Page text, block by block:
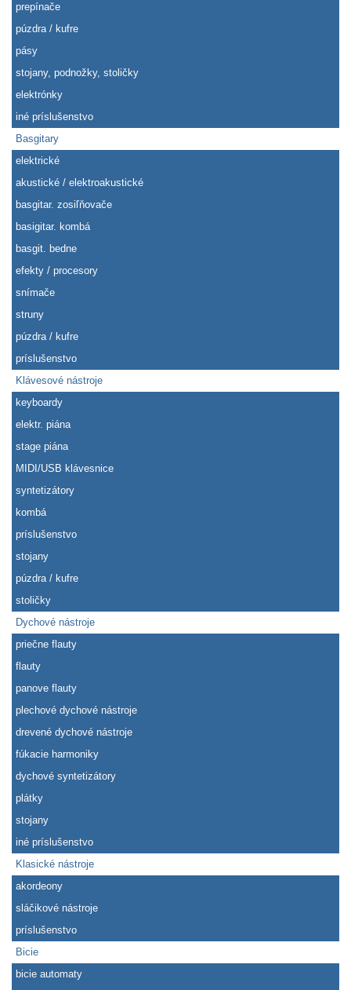
prepínače
púzdra / kufre
pásy
stojany, podnožky, stoličky
elektrónky
iné príslušenstvo
Basgitary
elektrické
akustické / elektroakustické
basgitar. zosiľňovače
basigitar. kombá
basgit. bedne
efekty / procesory
snímače
struny
púzdra / kufre
príslušenstvo
Klávesové nástroje
keyboardy
elektr. piána
stage piána
MIDI/USB klávesnice
syntetizátory
kombá
príslušenstvo
stojany
púzdra / kufre
stoličky
Dychové nástroje
priečne flauty
flauty
panove flauty
plechové dychové nástroje
drevené dychové nástroje
fúkacie harmoniky
dychové syntetizátory
plátky
stojany
iné príslušenstvo
Klasické nástroje
akordeony
sláčikové nástroje
príslušenstvo
Bicie
bicie automaty